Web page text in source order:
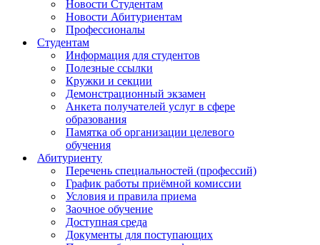
Новости Студентам
Новости Абитуриентам
Профессионалы
Студентам
Информация для студентов
Полезные ссылки
Кружки и секции
Демонстрационный экзамен
Анкета получателей услуг в сфере
образования
Памятка об организации целевого
обучения
Абитуриенту
Перечень специальностей (профессий)
График работы приёмной комиссии
Условия и правила приема
Заочное обучение
Доступная среда
Документы для поступающих